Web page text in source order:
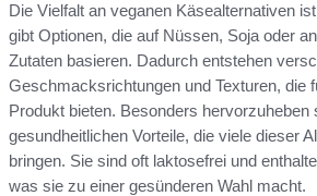
Die Vielfalt an veganen Käsealternativen
gibt Optionen, die auf Nüssen, Soja oder
Zutaten basieren. Dadurch entstehen
Geschmacksrichtungen und Texturen, die
Produkt bieten. Besonders hervorzuheben
gesundheitlichen Vorteile, die viele dieser
bringen. Sie sind oft laktosefrei und
was sie zu einer gesünderen Wahl macht.